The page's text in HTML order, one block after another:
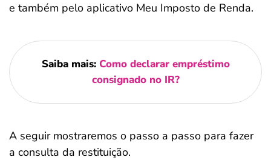
e também pelo aplicativo Meu Imposto de Renda.
Saiba mais: Como declarar empréstimo
consignado no IR?
A seguir mostraremos o passo a passo para fazer
a consulta da restituição.